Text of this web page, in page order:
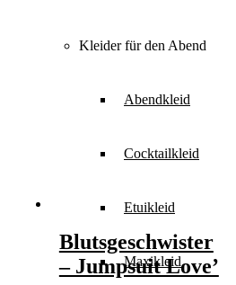
Kleider für den Abend
Abendkleid
Cocktailkleid
Etuikleid
Maxikleid
Blutsgeschwister
– Jumpsuit Love’